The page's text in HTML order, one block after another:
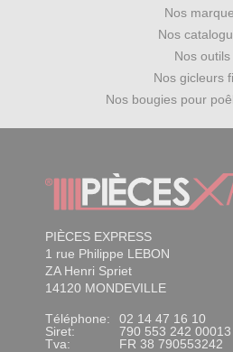
Nos
Nos
Nos outils
Nos gicleurs
Nos bougies pour
PIÈCES EXPRESS
1 rue Philippe LEBON
ZA Henri Spriet
14120 MONDEVILLE
Téléphone:
02 14 47 16 10
Siret:
790 553 242 00013
Tva:
FR 38 790553242